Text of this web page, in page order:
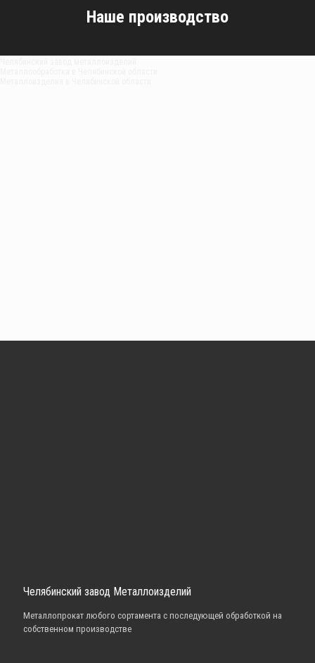
Наше производство
Челябинский завод Металлоизделий
Металлопрокат любого сортамента с последующей обработкой на
собственном производстве